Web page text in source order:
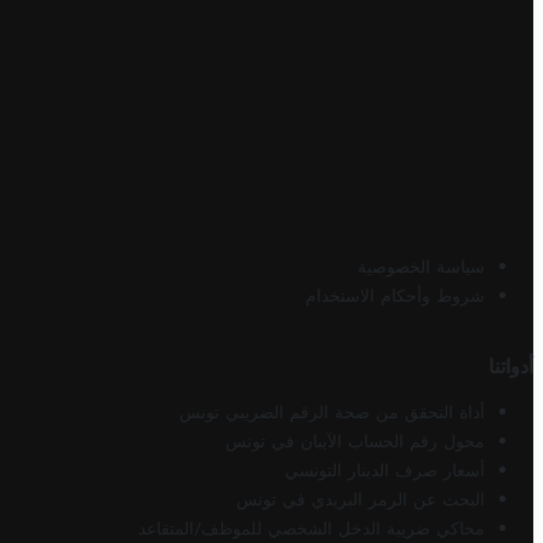
سياسة الخصوصية
شروط وأحكام الاستخدام
أدواتنا
أداة التحقق من صحة الرقم الضريبي تونس
محول رقم الحساب الآيبان في تونس
أسعار صرف الدينار التونسي
البحث عن الرمز البريدي في تونس
محاكي ضريبة الدخل الشخصي للموظف/المتقاعد